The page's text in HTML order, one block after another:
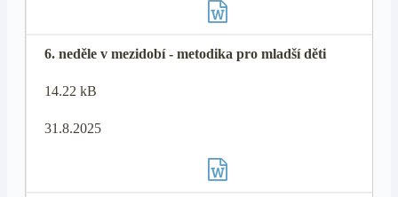
6. neděle v mezidobí - metodika pro mladší děti
14.22 kB
31.8.2025